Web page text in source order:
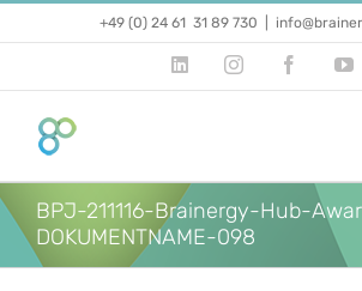
+49 (0) 24 61 31 89 730
LinkedInInstagramFacebook
BPJ-211116-Brainergy-Hub-
DOKUMENTNAME-098